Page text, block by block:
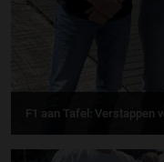
F1 aan Tafel: Verstappen